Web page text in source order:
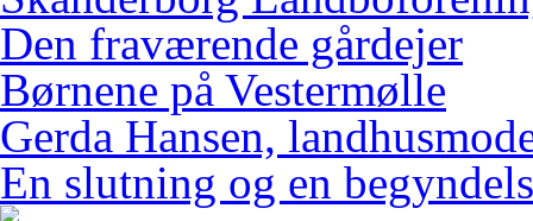
Den fraværende gårdejer
Børnene på Vestermølle
Gerda Hansen,
En slutning og en